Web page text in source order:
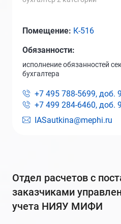
IASautkina@mephi.ru
Помещение: К-516
Обязанности:
исполнение обязанностей
бухгалтера
+7 495 788-5699, доб.
+7 499 284-6460, доб.
отдел расчетов с поставщиками и
заказчиками
учета НИЯУ МИФИ